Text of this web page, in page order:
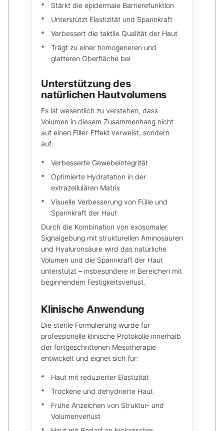
Stärkt die epidermale Barrierefunktion
Unterstützt Elastizität und Spannkraft
Verbessert die taktile Qualität der Haut
Trägt zu einer homogeneren und
glatteren Oberfläche bei
Unterstützung des
natürlichen Hautvolumens
Es ist wesentlich zu verstehen, dass
Volumen in diesem Zusammenhang nicht
auf einen Filler-Effekt verweist, sondern
auf:
Verbesserte Gewebeintegrität
Optimierte Hydratation in der
extrazellulären Matrix
Visuelle Verbesserung von Fülle und
Spannkraft der Haut
Durch die Kombination von exosomaler
Signalgebung mit strukturellen Aminosäuren
und Hyaluronsäure wird das natürliche
Volumen und die Spannkraft der Haut
unterstützt – insbesondere in Bereichen mit
beginnendem Festigkeitsverlust.
Klinische Anwendung
Die sterile Formulierung wurde für
professionelle klinische Protokolle innerhalb
der fortgeschrittenen Mesotherapie
entwickelt und eignet sich für:
Haut mit reduzierter Elastizität
Trockene und dehydrierte Haut
Frühe Anzeichen von Struktur- und
Volumenverlust